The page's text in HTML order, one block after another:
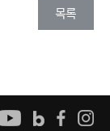
목록